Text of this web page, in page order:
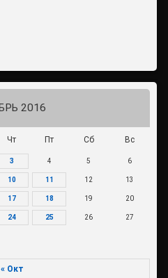
2016
Чт Пт Сб Вс
3 4 5 6
10 11 12 13
17 18 19 20
24 25 26 27
« Окт